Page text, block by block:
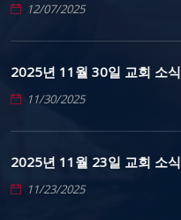
12/07/2025
2025년 11월 30일 교회 소식
11/30/2025
2025년 11월 23일 교회 소식
11/23/2025